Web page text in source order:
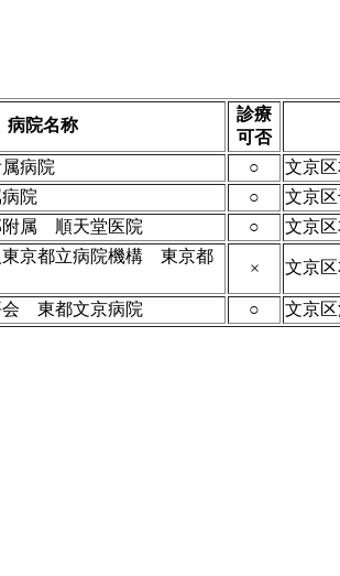
病院名称
診療
可否
病院
○
文京
院
○
文京
附属 順天堂医院
○
文京
東京都立病院機構 東京都
× 文京
会 東都文京病院 ○ 文京